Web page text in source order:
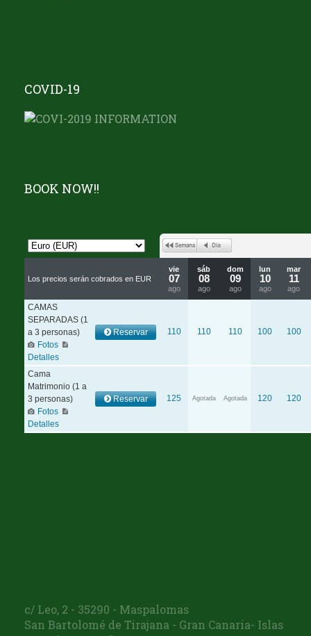
COVID-19
BOOK NOW!!
c/ Leo, 2 - 35290 - Maspalomas
San Bartolomé de Tirajana - Gran Canaria- Islas